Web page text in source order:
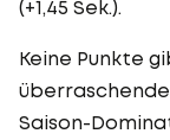
(+1,45 Sek.).
Keine Punkte
Saison-